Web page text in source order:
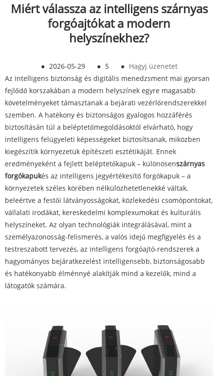
Miért válassza az intelligens szárnyas
forgóajtókat a modern
helyszínekhez?
● 2026-05-29 ● 5 ● Hagyj üzenetet
Az intelligens biztonság és digitális menedzsment mai gyorsan
fejlődő korszakában a modern helyszínek egyre magasabb
követelményeket támasztanak a bejárati vezérlőrendszerekkel
szemben. A hatékony és biztonságos gyalogos hozzáférés
biztosításán túl a beléptetőmegoldásoktól elvárható, hogy
intelligens felügyeleti képességeket biztosítsanak, miközben
kiegészítik környezetük építészeti esztétikáját. Ennek
eredményeként a fejlett beléptetőkapuk – különösenszárnyas
forgókapukés az intelligens jegyértékesítő forgókapuk – a
környezetek széles körében nélkülözhetetlenekké váltak,
beleértve a festői látványosságokat, közlekedési csomópontokat,
vállalati irodákat, kereskedelmi komplexumokat és kulturális
helyszíneket. Az olyan technológiák integrálásával, mint a
személyazonosság-felismerés, a valós idejű megfigyelés és a
testreszabott tervezés, az intelligens forgóajtó-rendszerek a
hagyományos bejáratkezelést intelligensebb, biztonságosabb
és hatékonyabb élménnyé alakítják mind a kezelők, mind a
látogatók számára.